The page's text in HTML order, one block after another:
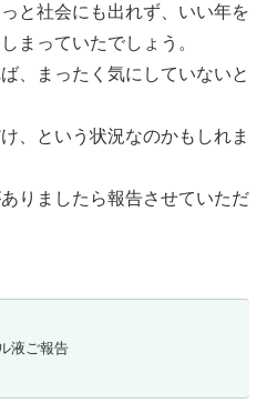
と社会にも出れず、いい年を
まっていたでしょう。
、まったく気にしていないと
、という状況なのかもしれま
りましたら報告させていただ
液ご報告